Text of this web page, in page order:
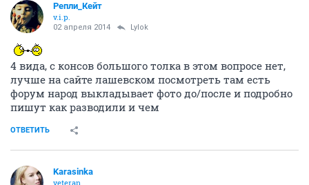
Репли_Кейт
v.i.p.
02 апреля 2014 Lylok
4 вида, с консов большого толка в этом вопросе нет,
лучше на сайте лашевском посмотреть там есть
форум народ выкладывает фото до/после и подробно
пишут как разводили и чем
ОТВЕТИТЬ
Karasinka
veteran